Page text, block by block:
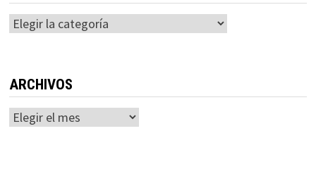
Categorías
ARCHIVOS
Archivos